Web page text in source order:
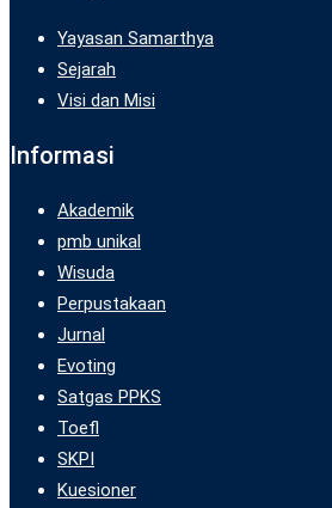
Yayasan Samarthya
Sejarah
Visi dan Misi
Informasi
Akademik
pmb unikal
Wisuda
Perpustakaan
Jurnal
Evoting
Satgas PPKS
Toefl
SKPI
Kuesioner